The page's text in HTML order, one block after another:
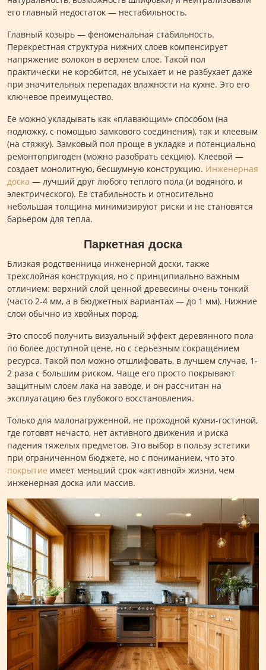
его главный недостаток — нестабильность.
Главный козырь — феноменальная стабильность.
Перекрестная структура нижних слоев компенсирует
напряжение волокон в верхнем слое. Такой пол
практически не коробится, не усыхает и не разбухает даже
при значительных перепадах влажности на кухне. Это его
ключевое преимущество.
Ее можно укладывать как «плавающим» способом (на
подложку, с помощью замкового соединения), так и клеевым
(на стяжку). Замковый пол проще в укладке и потенциально
ремонтопригоден (можно разобрать секцию). Клеевой —
создает монолитную, бесшумную конструкцию. Инженерная
доска — лучший друг любого теплого пола (и водяного, и
электрического). Ее стабильность и относительно
небольшая толщина минимизируют риски и не становятся
барьером для тепла.
Паркетная доска
Близкая родственница инженерной доски, также
трехслойная конструкция, но с принципиально важным
отличием: верхний слой ценной древесины очень тонкий
(часто 2-4 мм, а в бюджетных вариантах — до 1 мм). Нижние
слои обычно из хвойных пород.
Это способ получить визуальный эффект деревянного пола
по более доступной цене, но с серьезным сокращением
ресурса. Такой пол можно отшлифовать, в лучшем случае, 1-
2 раза с большим риском. Чаще его просто покрывают
защитным слоем лака на заводе, и он рассчитан на
эксплуатацию без глубокого восстановления.
Только для малонагруженной, не проходной кухни-гостиной,
где готовят нечасто, нет активного движения и риска
падения тяжелых предметов. Это выбор в пользу эстетики
при ограниченном бюджете, но с пониманием, что это
покрытие имеет меньший срок «активной» жизни, чем
инженерная доска или массив.